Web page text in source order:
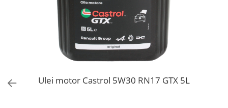
Bord | Plastice Interioare
Parfumuri | Odorizante
CEARA | SEALANT | TRATAMENTE
PROTECTIE | COATING CERAMIC
LAVETE | PROSOAPE
Ulei motor Castrol 5W30 RN17 GTX 5L